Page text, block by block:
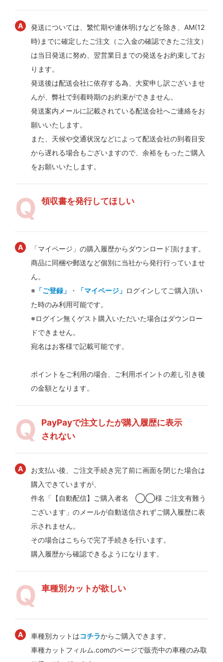
発送については、繁忙期や連休明けなどを除き、AM(12
時)までに確定したご注文（ご入金の確認できたご注文）
は当日発送に努め、翌営業日までの発送をお約束してお
ります。
発送後は配送会社に依存する為、大変申し訳ございませ
んが、弊社で到着時期のお約束ができません。
発送案内メールに記載されている配送会社へご連絡をお
願いいたします。
また、天候や交通状況などによって配送会社の到着目安
から遅れる場合もございますので、余裕をもったご購入
をお願いいたします。
領収書を発行してほしい
「マイページ」の購入履歴からダウンロード頂けます。
商品に同梱や郵送など個別に当社から発行行っていませ
ん。
※ 「ご登録」 ・ 「マイページ」 ログインしてご購入頂い
た時のみ利用可能です。
※ログイン無くゲスト購入いただいた場合はダウンロー
ドできません。
宛名はお客様で記載可能です。
ポイントをご利用の場合、ご利用ポイントの差し引き後
の金額となります。
PayPayで注文したが購入履歴に表示
されない
お支払い後、ご注文手続き完了前に画面を閉じた場合は
購入できていますが、
件名「【自動配信】ご購入者名 ◯◯様 ご注文有難う
ございます」のメールが自動送信されずご購入履歴に表
示されません。
その場合はこちらで完了手続きを行います。
購入履歴から確認できるようになります。
車種別カットが欲しい
車種別カットはコチラからご購入できます。
車種カットフィルム.comのページで販売中の車種のみ取